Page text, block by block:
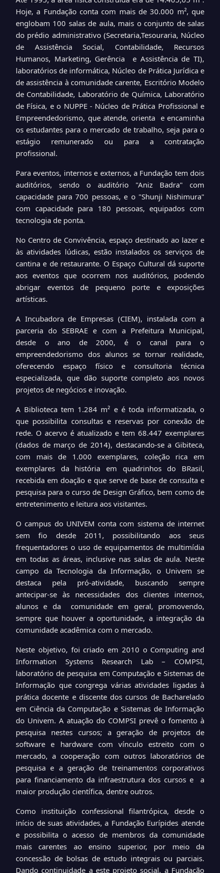
Hoje, a Fundação conta com mais de 30.000 m², que
englobam 100 salas de aula, mais o conjunto de salas
do prédio administrativo (Secretaria,Tesouraria, Núcleo
de Assistência Social, Contabilidade, Recursos
Humanos, Marketing, Gerência e Assistência de TI),
laboratórios de informática, Núcleo de Prática Jurídica e
de assistência à comunidade carente, Escritório Modelo
de Contabilidade, Laboratório de Química, Laboratório
de Física, e o NUPPE - Núcleo de Prática Profissional e
Empreendedorismo, que atende, orienta e encaminha
os estudantes para o mercado de trabalho, seja para o
estágio remunerado ou para a contratação
profissional.
Para eventos, internos e externos, a Fundação tem dois
auditórios, sendo o auditório "Aniz Badra" com
capacidade para 700 pessoas, e o "Shunji Nishimura"
com capacidade para 180 pessoas, equipados com
tecnologia de ponta.
No Centro de Convivência, espaço destinado ao lazer e
às atividades lúdicas, estão instalados os serviços de
cantina e de restaurante. O Espaço Cultural dá suporte
aos eventos que ocorrem nos auditórios, podendo
abrigar eventos de pequeno porte e exposições
artísticas.
A Incubadora de Empresas (CIEM), instalada com a
parceria do SEBRAE e com a Prefeitura Municipal,
desde o ano de 2000, é o canal para o
empreendedorismo dos alunos se tornar realidade,
oferecendo espaço físico e consultoria técnica
especializada, que dão suporte completo aos novos
projetos de negócios e inovação.
A Biblioteca tem 1.284 m² e é toda informatizada, o
que possibilita consultas e reservas por conexão de
rede. O acervo é atualizado e tem 68.447 exemplares
(dados de março de 2014), destacando-se a Gibiteca,
com mais de 1.000 exemplares, coleção rica em
exemplares da história em quadrinhos do BRasil,
recebida em doação e que serve de base de consulta e
pesquisa para o curso de Design Gráfico, bem como de
entretenimento e leitura aos visitantes.
O campus do UNIVEM conta com sistema de internet
sem fio desde 2011, possibilitando aos seus
frequentadores o uso de equipamentos de multimídia
em todas as áreas, inclusive nas salas de aula. Neste
campo da Tecnologia da Informação, o Univem se
destaca pela pró-atividade, buscando sempre
antecipar-se às necessidades dos clientes internos,
alunos e da comunidade em geral, promovendo,
sempre que houver a oportunidade, a integração da
comunidade acadêmica com o mercado.
Neste objetivo, foi criado em 2010 o Computing and
Information Systems Research Lab – COMPSI,
laboratório de pesquisa em Computação e Sistemas de
Informação que congrega várias atividades ligadas à
prática docente e discente dos cursos de Bacharelado
em Ciência da Computação e Sistemas de Informação
do Univem. A atuação do COMPSI prevê o fomento à
pesquisa nestes cursos; a geração de projetos de
software e hardware com vínculo estreito com o
mercado, a cooperação com outros laboratórios de
pesquisa e a geração de treinamentos corporativos
para financiamento da infraestrutura dos cursos e a
maior produção científica, dentre outros.
Como instituição confessional filantrópica, desde o
início de suas atividades, a Fundação Eurípides atende
e possibilita o acesso de membros da comunidade
mais carentes ao ensino superior, por meio da
concessão de bolsas de estudo integrais ou parciais.
Dando continuidade a este projeto social, a Fundação